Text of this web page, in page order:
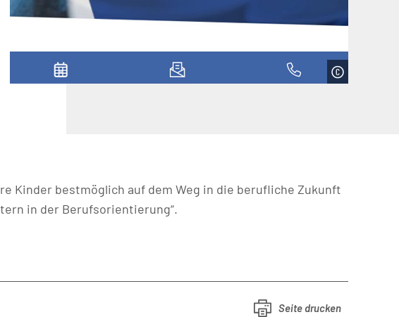
Kinder bestmöglich auf dem Weg in die berufliche Zukunft
in der Berufsorientierung“.
Seite drucken